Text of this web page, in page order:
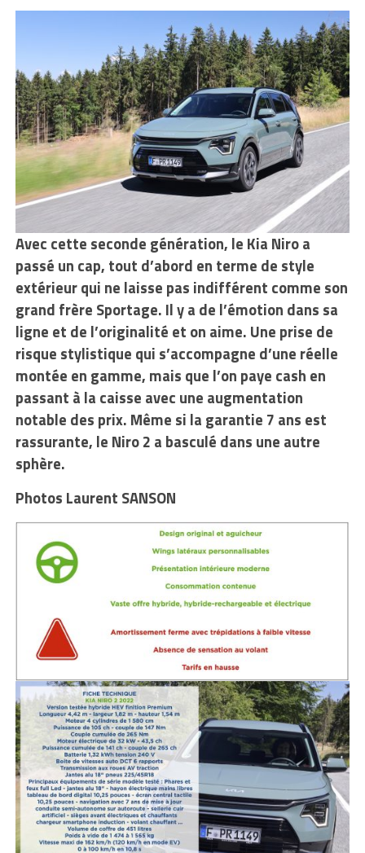
Avec cette seconde génération, le Kia Niro a
passé un cap, tout d’abord en terme de style
extérieur qui ne laisse pas indifférent comme son
grand frère Sportage. Il y a de l’émotion dans sa
ligne et de l’originalité et on aime. Une prise de
risque stylistique qui s’accompagne d’une réelle
montée en gamme, mais que l’on paye cash en
passant à la caisse avec une augmentation
notable des prix. Même si la garantie 7 ans est
rassurante, le Niro 2 a basculé dans une autre
sphère.
Photos Laurent SANSON